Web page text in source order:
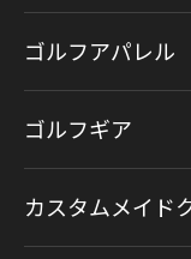
ゴルフアパレル
ゴルフギア
カスタムメイド